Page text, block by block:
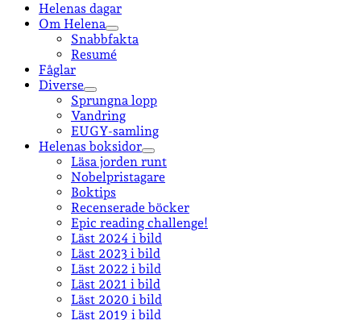
Helenas dagar
Om Helena
öppna
undermeny
Snabbfakta
Resumé
Fåglar
Diverse
öppna
undermeny
Sprungna lopp
Vandring
EUGY-samling
Helenas boksidor
öppna
undermeny
Läsa jorden runt
Nobelpristagare
Boktips
Recenserade böcker
Epic reading challenge!
Läst 2024 i bild
Läst 2023 i bild
Läst 2022 i bild
Läst 2021 i bild
Läst 2020 i bild
Läst 2019 i bild